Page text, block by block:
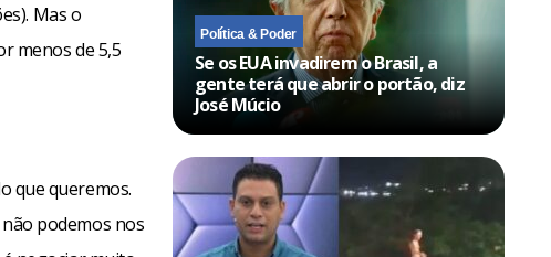
Mas o
menos de 5,5
que queremos.
podemos nos
Política & Poder
Se os EUA invadirem o Brasil, a
gente terá que abrir o portão, diz
José Múcio